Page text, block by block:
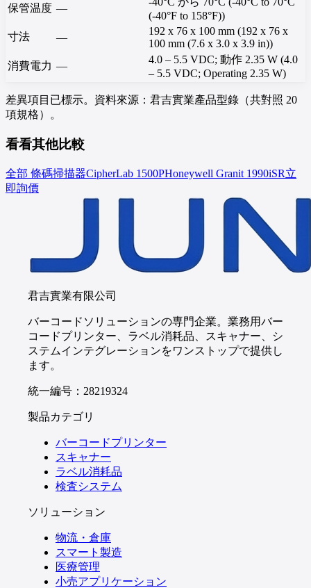
保管温度 —
(-40°F to 158°F))
寸法
—
192 x 76 x 100 mm (192 x 76 x
100 mm (7.6 x 3.0 x 3.9 in))
消費電力 —
4.0 – 5.5 VDC; 動作 2.35 W (4.0
– 5.5 VDC; Operating 2.35 W)
差異項目已標示。資料來源：君吉實業產品型錄（共對照 20
項規格）。
看看其他比較
全部 條碼掃描器CipherLab 1500PHoneywell Granit 1990iSR立
即詢價
君吉實業有限公司
バーコードソリューションの専門企業。業務用バー
コードプリンター、ラベル消耗品、スキャナー、シ
ステムインテグレーションをワンストップで提供し
ます。
統一編号：28219324
製品カテゴリ
バーコードプリンター
スキャナー
ラベル消耗品
検査システム
ソリューション
物流・倉庫
スマート製造
医療管理
小売アプリケーション